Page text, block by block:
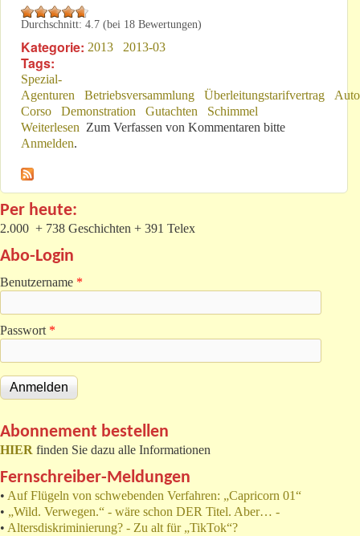
Durchschnitt: 4.7 (bei 18 Bewertungen)
Kategorie: 2013 2013-03
Tags:
Spezial-
Agenturen
Betriebsversammlung Überleitungstarifvertrag
Corso
Demonstration Gutachten
Schimmel
Weiterlesen über Politiker – Schauspieler – Schnäppchenjäger
Zum Verfassen von Kommentaren bitte
Anmelden.
Per heute:
2.000 + 738 Geschichten + 391 Telex
Abo-Login
Benutzername *
Passwort *
Abonnement bestellen
HIER finden Sie dazu alle Informationen
Fernschreiber-Meldungen
• Auf Flügeln von schwebenden Verfahren: „Capricorn 01“
• „Wild. Verwegen.“ - wäre schon DER Titel. Aber… -
• Altersdiskriminierung? - Zu alt für „TikTok“?